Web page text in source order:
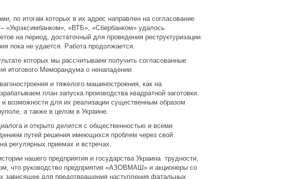
по итогам которых в их адрес направлен на согласование
«ВТБ», «Сбербанком» удалось
на период, достаточный для проведения реструктуризации.
пока не удается. Работа продолжается.
которых мы рассчитываем получить согласованные
итогового Меморандума о ненападении.
и тяжелого машиностроения, как на
план запуска производства квадратной заготовки.
возможности для их реализации существенным образом
а также в целом в Украине.
и открыто делится с общественностью и всеми
путей решения имеющихся проблем через свой
регулярных приемах и встречах.
нашего предприятия и государства Украина трудности,
что руководство предприятия «АЗОВМАШ» и акционеры со
для предотвращения наступления фатальных